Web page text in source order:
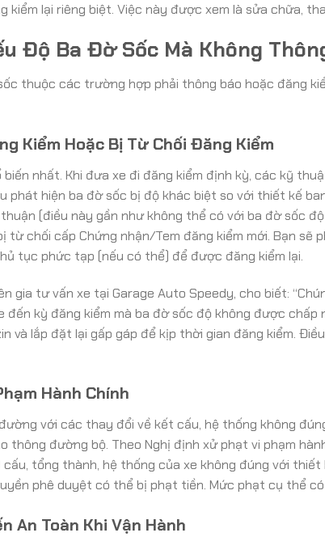
kiểm lại riêng biệt. Việc này được xem là sửa chữa,
Độ Ba Đờ Sốc Mà Không
thuộc các trường hợp phải thông báo hoặc đăng
Kiểm Hoặc Bị Từ Chối Đăng Kiểm
nhất. Khi đưa xe đi đăng kiểm định kỳ, các kỹ
phát hiện ba đờ sốc bị độ khác biệt so với thiết kế
(điều này gần như không thể có với ba đờ sốc
từ chối cấp Chứng nhận/Tem đăng kiểm mới. Bạn sẽ
tục phức tạp (nếu có thể) để được đăng kiểm lại.
gia tư vấn xe tại Garage Auto Speedy, cho biết:
đến kỳ đăng kiểm mà ba đờ sốc độ không được
và lắp đặt lại gấp gáp để kịp thời gian đăng kiểm.
Hành Chính
với các thay đổi về kết cấu, hệ thống không
thông đường bộ. Theo Nghị định xử phạt vi phạm
tổng thành, hệ thống của xe không đúng với
phê duyệt có thể bị phạt tiền. Mức phạt cụ thể
An Toàn Khi Vận Hành